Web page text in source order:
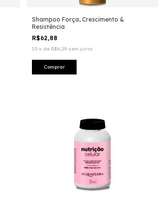
Shampoo Força, Crescimento &
Resistência
R$62,88
10 x de R$6,29 sem juros